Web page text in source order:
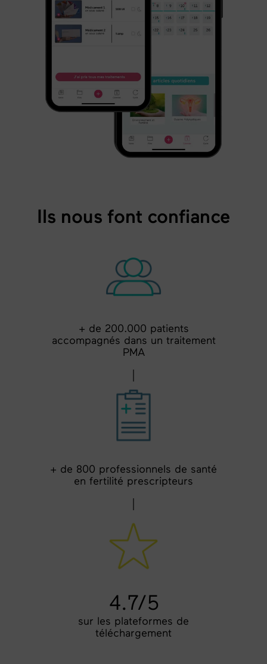
Ils nous font confiance
+ de 200.000 patients
accompagnés dans un traitement
PMA
+ de 800 professionnels de santé
en fertilité prescripteurs
4.7/5
sur les plateformes de
téléchargement